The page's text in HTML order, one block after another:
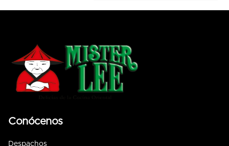
Conócenos
Despachos